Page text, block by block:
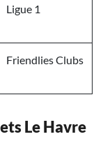
Ligue 1
Friendlies Clubs
Le Havre